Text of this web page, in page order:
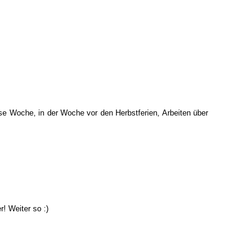
Woche, in der Woche vor den Herbstferien, Arbeiten über
Weiter so :)